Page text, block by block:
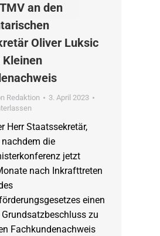
an den
Oliver Luksic
Kleinen
Redaktion
3. April 2023
Herr Staatssekretär,
nachdem die
jetzt
nach Inkrafttreten
einen
zu
Fachkundenachweis